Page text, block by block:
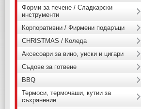
Форми за печене / Сладкарски
инструменти
Корпоративни / Фирмени подаръци
CHRISTMAS / Коледа
Аксесоари за вино, уиски и цигари
Съдове за готвене
BBQ
Термоси, термочаши, кутии за
съхранение